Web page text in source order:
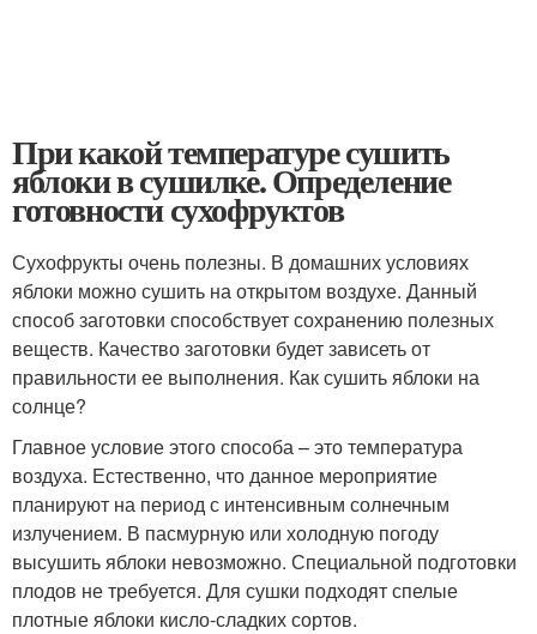
При какой температуре сушить
яблоки в сушилке. Определение
готовности сухофруктов
Сухофрукты очень полезны. В домашних условиях
яблоки можно сушить на открытом воздухе. Данный
способ заготовки способствует сохранению полезных
веществ. Качество заготовки будет зависеть от
правильности ее выполнения. Как сушить яблоки на
солнце?
Главное условие этого способа – это температура
воздуха. Естественно, что данное мероприятие
планируют на период с интенсивным солнечным
излучением. В пасмурную или холодную погоду
высушить яблоки невозможно. Специальной подготовки
плодов не требуется. Для сушки подходят спелые
плотные яблоки кисло-сладких сортов.